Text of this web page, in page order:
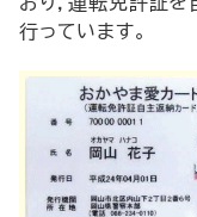
行っています。